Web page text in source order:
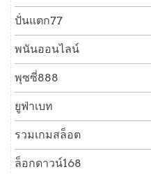
ปั่นแตก77
พนันออนไลน์
พุซซี่888
ยูฟ่าเบท
รวมเกมสล็อต
ล็อกดาวน์168